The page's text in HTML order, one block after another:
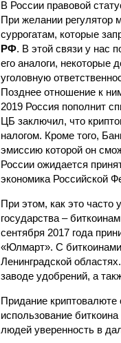
В России правовой
При желании регулятор
суррогатам, которые
РФ. В этой связи у нас
его аналоги, некоторые
уголовную
Позднее отношение к
2019 Россия пополнит
ЦБ заключил, что
налогом. Кроме того,
эмиссию которой он
России ожидается
экономика Российской
При этом, как это часто
государства –
сентября 2017 года
«Юлмарт». С
Ленинградской
заводе удобрений, а
Придание криптовалюте
использование
людей уверенность в